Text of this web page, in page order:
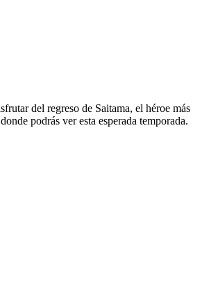
del regreso de Saitama, el héroe más
podrás ver esta esperada temporada.